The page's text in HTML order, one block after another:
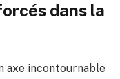
dans la
axe incontournable